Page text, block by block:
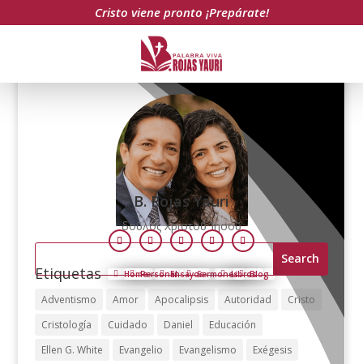
Cristo viene pronto ¡Prepárate!
B. Rojas Yauri
δοῦλος Χριστοῦ Ἰησοῦ
FollowFollowFollowFollowFollow
Search
HomePersonalEnsayosSermonesLibrosBlog
Etiquetas
Adventismo Amor Apocalipsis Autoridad
Cristo
Cristología
Cuidado Daniel
Educación
Ellen G. White
Evangelio Evangelismo
Exégesis